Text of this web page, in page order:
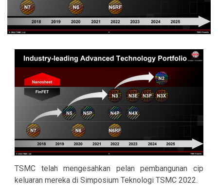
TSMC telah mengesahkan pelan pembangunan cip
keluaran mereka di Simposium Teknologi TSMC 2022.